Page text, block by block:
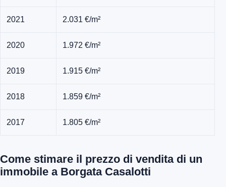
2021 2.031 €/m²
2020 1.972 €/m²
2019 1.915 €/m²
2018 1.859 €/m²
2017 1.805 €/m²
Come stimare il prezzo di vendita di un
immobile a Borgata Casalotti